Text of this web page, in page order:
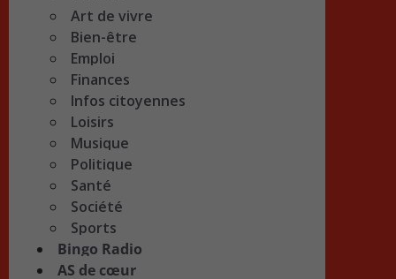
Art de vivre
Bien-être
Emploi
Finances
Infos citoyennes
Loisirs
Musique
Politique
Santé
Société
Sports
Bingo Radio
AS de cœur